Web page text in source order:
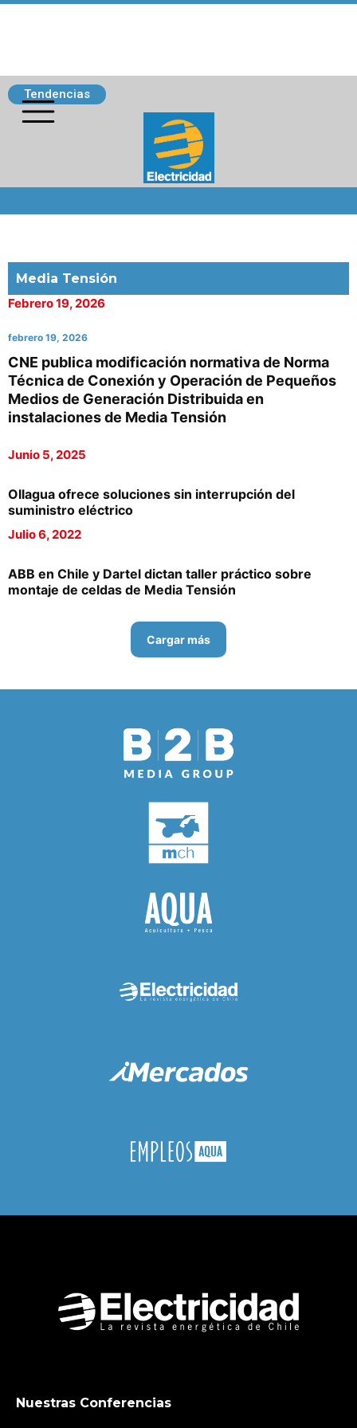
Tendencias
Media Tensión
Febrero 19, 2026
febrero 19, 2026
CNE publica modificación normativa de Norma
Técnica de Conexión y Operación de Pequeños
Medios de Generación Distribuida en
instalaciones de Media Tensión
Junio 5, 2025
Ollagua ofrece soluciones sin interrupción del
suministro eléctrico
Julio 6, 2022
ABB en Chile y Dartel dictan taller práctico sobre
montaje de celdas de Media Tensión
Cargar más
Nuestras Conferencias